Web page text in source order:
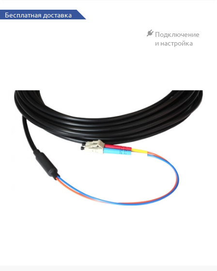
Бесплатная доставка
Подключение
и настройка